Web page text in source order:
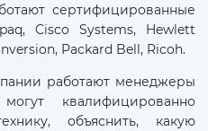
сертифицированные
Cisco Systems, Hewlett
Packard Bell, Ricoh.
работают менеджеры
квалифицированно
объяснить, какую